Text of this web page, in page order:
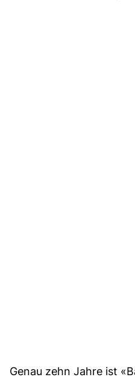
Genau zehn Jahre ist